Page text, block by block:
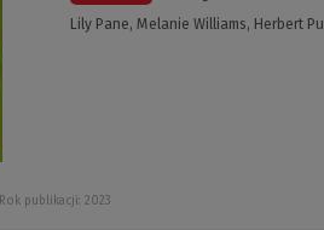
Lily Pane, Melanie Williams, Herbert
Rok publikacji: 2023